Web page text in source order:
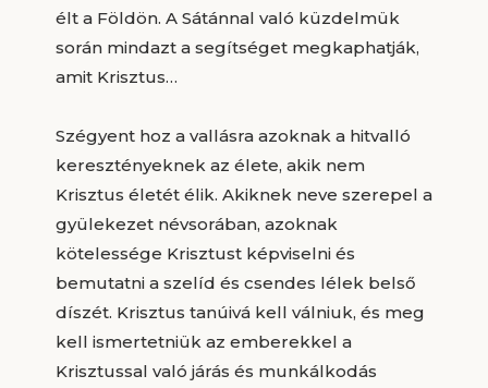
élt a Földön. A Sátánnal való küzdelmük
során mindazt a segítséget megkaphatják,
amit Krisztus…
Szégyent hoz a vallásra azoknak a hitvalló
keresztényeknek az élete, akik nem
Krisztus életét élik. Akiknek neve szerepel a
gyülekezet névsorában, azoknak
kötelessége Krisztust képviselni és
bemutatni a szelíd és csendes lélek belső
díszét. Krisztus tanúivá kell válniuk, és meg
kell ismertetniük az emberekkel a
Krisztussal való járás és munkálkodás